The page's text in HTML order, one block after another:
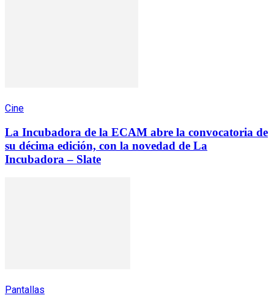
Cine
La Incubadora de la ECAM abre la convocatoria de
su décima edición, con la novedad de La
Incubadora – Slate
Pantallas